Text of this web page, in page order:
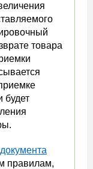
товара
будет
правилам,